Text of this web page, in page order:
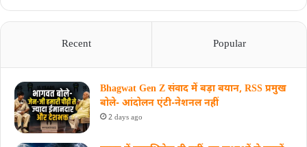
Recent Popular
Bhagwat Gen Z संवाद में बड़ा बयान, RSS प्रमुख
बोले- आंदोलन एंटी-नेशनल नहीं
2 days ago